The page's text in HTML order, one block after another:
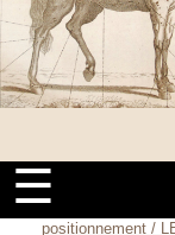
☰
kinesthésiques
dans
l’estimation de
la position des
membres du
cheval, lors du
cavalier / LECLERC
Éric, Juin 1995
positionnement /